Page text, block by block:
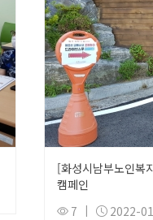
[화성시남부노인복
캠페인
7
| 2022-